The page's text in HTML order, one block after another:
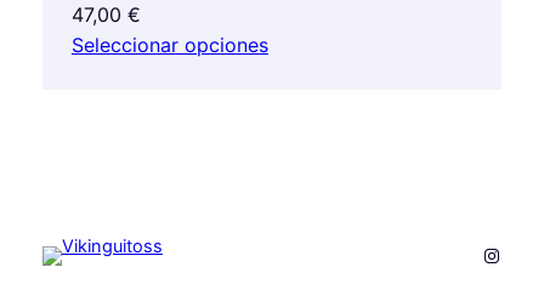
47,00 €
Seleccionar opciones